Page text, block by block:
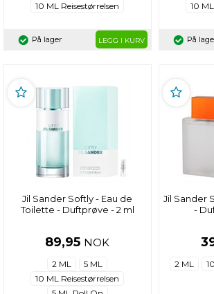
10 ML Reisestørrelsen
På lager LEGG I KURV
10
På
Jil Sander Softly - Eau de
Toilette - Duftprøve - 2 ml
89,95 NOK
2 ML
5 ML
10 ML Reisestørrelsen
Jil Sander
-
2 ML